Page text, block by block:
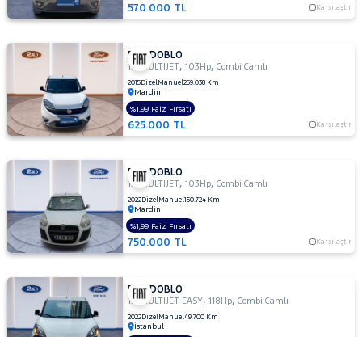
HONDA
ISUZU
Iveco
Jaecoo
JEEP
KIA
MAN
MERCEDES-
BENZ
MINI
MITSUBISHI
MOTORSIKLET
NISSAN
570.000 TL Karşılaştır
FIAT DOBLO
1.6 MULTIJET,103Hp,Combi Camlı
2015DizelManuel259.038 Km
Mardin
625.000 TL Karşılaştır
%1,99 Faiz Fırsatı
FIAT DOBLO
1.6 MULTIJET,103Hp,Combi Camlı
2022DizelManuel150.724 Km
Mardin
750.000 TL Karşılaştır
%1,99 Faiz Fırsatı
FIAT DOBLO
1.6 MULTIJET EASY,118Hp,Combi Camlı
2022DizelManuel49.700 Km
İstanbul